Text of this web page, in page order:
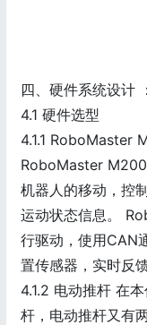
四、硬件系统设计 ：
4.1 硬件选型
4.1.1 RoboMaster
RoboMaster
机器人的移动，控
运动状态信息。
行驱动，使用CAN
置传感器，实时反
4.1.2 电动推杆 在
杆，电动推杆又有